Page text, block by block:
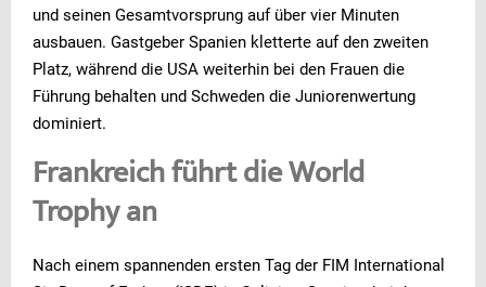
und seinen Gesamtvorsprung auf über vier Minuten
ausbauen. Gastgeber Spanien kletterte auf den zweiten
Platz, während die USA weiterhin bei den Frauen die
Führung behalten und Schweden die Juniorenwertung
dominiert.
Frankreich führt die World
Trophy an
Nach einem spannenden ersten Tag der FIM International